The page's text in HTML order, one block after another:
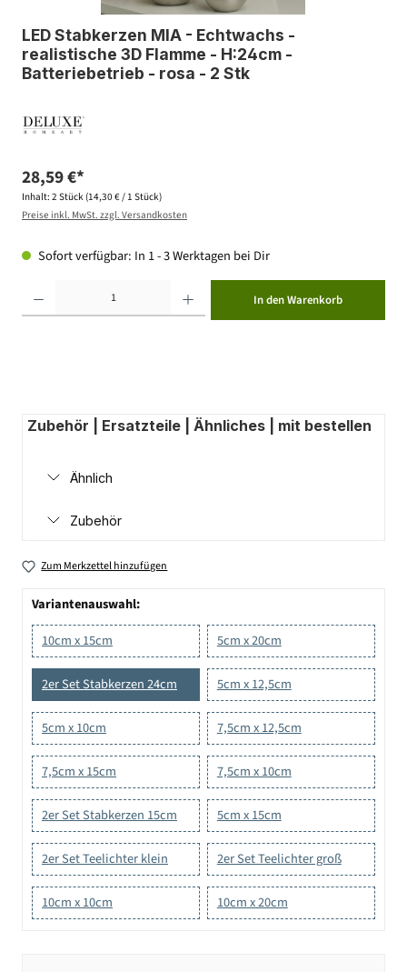
LED Stabkerzen MIA - Echtwachs -
realistische 3D Flamme - H:24cm -
Batteriebetrieb - rosa - 2 Stk
28,59 €*
Inhalt: 2 Stück (14,30 € / 1 Stück)
Preise inkl. MwSt. zzgl. Versandkosten
Sofort verfügbar: In 1 - 3 Werktagen bei Dir
In den Warenkorb
Zubehör | Ersatzteile | Ähnliches | mit bestellen
Ähnlich
Zubehör
Zum Merkzettel hinzufügen
Variantenauswahl:
10cm x 15cm
5cm x 20cm
2er Set Stabkerzen 24cm 5cm x 12,5cm
5cm x 10cm 7,5cm x 12,5cm
7,5cm x 15cm 7,5cm x 10cm
2er Set Stabkerzen 15cm 5cm x 15cm
2er Set Teelichter klein 2er Set Teelichter groß
10cm x 10cm 10cm x 20cm